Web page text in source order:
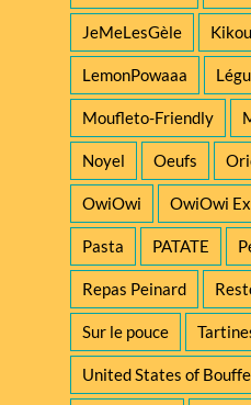
JeMeLesGèle
LemonPowaaa
Moufleto-Friendly
Noyel Oeufs
OwiOwi OwiOwi
Pasta PATATE
Repas Peinard
Sur le pouce
United States of Bouffe